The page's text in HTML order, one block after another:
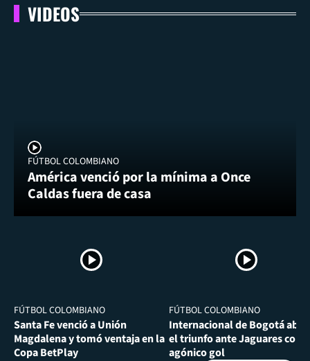
VIDEOS
FÚTBOL COLOMBIANO
América venció por la mínima a Once
Caldas fuera de casa
FÚTBOL COLOMBIANO
Santa Fe venció a Unión
Magdalena y tomó ventaja en la
Copa BetPlay
FÚTBOL COLOMBIANO
Internacional de Bogotá
el triunfo ante Jaguares con
agónico gol